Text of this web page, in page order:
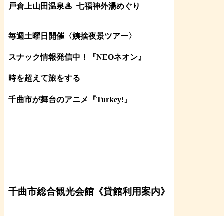
戸倉上山田温泉♨ 七福神外湯めぐり
毎週土曜日開催〈姨捨夜景ツアー〉
スナック情報発信中！『NEOネオン』
時を超えて旅をする
千曲市が舞台のアニメ『Turkey!』
千曲市総合観光会館《貸館利用案内》